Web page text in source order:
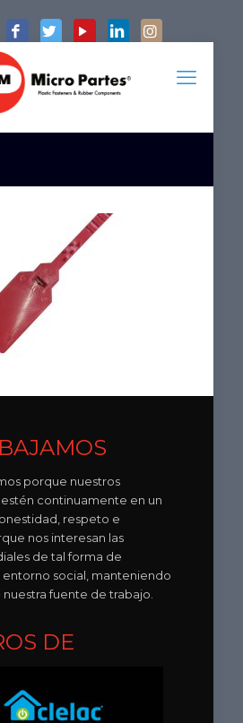
porque nuestros
continuamente en un
respeto e
nos interesan las
de tal forma de
social, manteniendo
fuente de trabajo.
DE